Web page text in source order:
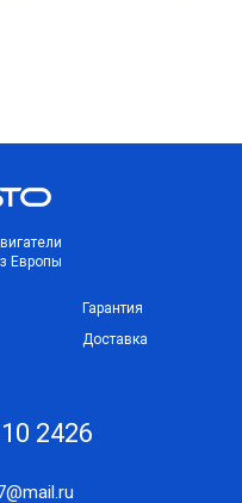
Европы
Гарантия
Доставка
2426